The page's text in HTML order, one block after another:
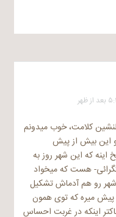
کلامت، خوب میدونم
این بیش از پیش
که این شهر روز به
هست که میخواد
رو هم آدماش تشکیل
پیش میره که توی همون
اینکه در غربت احساس